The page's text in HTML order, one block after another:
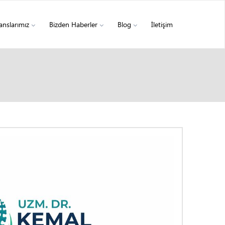
Bizden Haberler Blog İletişim